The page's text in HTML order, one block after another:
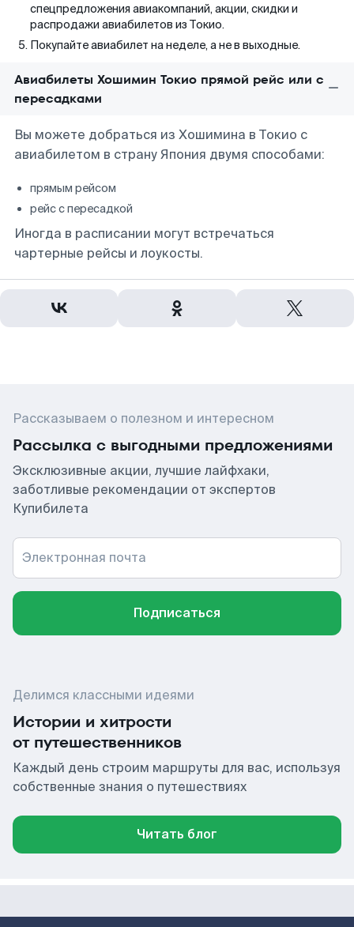
спецпредложения авиакомпаний, акции, скидки и
распродажи авиабилетов из Токио.
Покупайте авиабилет на неделе, а не в выходные.
Авиабилеты Хошимин Токио прямой рейс или с
пересадками
Вы можете добраться из Хошимина в Токио с
авиабилетом в страну Япония двумя способами:
прямым рейсом
рейс с пересадкой
Иногда в расписании могут встречаться
чартерные рейсы и лоукосты.
Рассказываем о полезном и интересном
Рассылка с выгодными предложениями
Эксклюзивные акции, лучшие лайфхаки,
заботливые рекомендации от экспертов
Купибилета
Электронная почта
Подписаться
Делимся классными идеями
Истории и хитрости
от путешественников
Каждый день строим маршруты для вас, используя
собственные знания о путешествиях
Читать блог